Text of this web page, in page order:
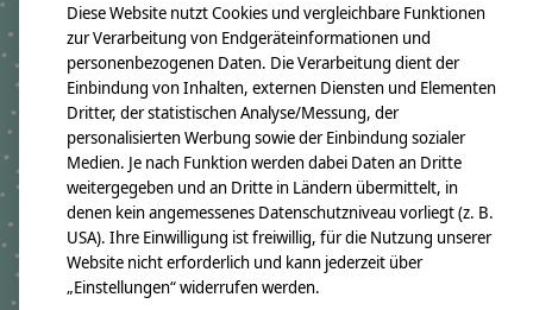
Höhe ca. 30cm
Material:
100% Baumwollstoff OEKO-TEX 100
Immer dabei ist ein Namensanhänger aus Holzwürfeln
Füllung:
allergikerfreundliche silikonisierte Polyesterfaserbällchen OEKO-TEX
100
Pflegehinweis:
Waschbar bei 30°C Schonwäsche, nicht trocknergeeignet
Sicherheitshinweise:
Die angehangenen Holzwürfel sind nicht für Kinder unter 3 Jahren
geeignet.
Angaben zum Hersteller:
crêpes suzette GmbH & Co. KG
Diese Website nutzt Cookies und vergleichbare Funktionen
zur Verarbeitung von Endgeräteinformationen und
personenbezogenen Daten. Die Verarbeitung dient der
Einbindung von Inhalten, externen Diensten und Elementen
Dritter, der statistischen Analyse/Messung, der
personalisierten Werbung sowie der Einbindung sozialer
Medien. Je nach Funktion werden dabei Daten an Dritte
weitergegeben und an Dritte in Ländern übermittelt, in
denen kein angemessenes Datenschutzniveau vorliegt (z. B.
USA). Ihre Einwilligung ist freiwillig, für die Nutzung unserer
Website nicht erforderlich und kann jederzeit über
„Einstellungen“ widerrufen werden.